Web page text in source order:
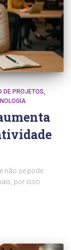
DE PROJETOS
não se pode
por isso